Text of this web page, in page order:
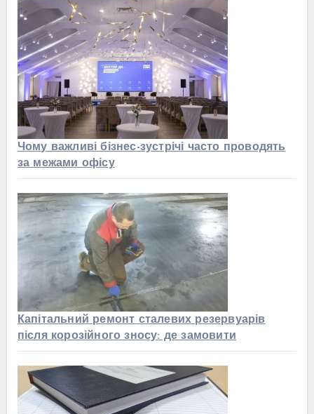
Чому важливі бізнес-зустрічі часто проводять
за межами офісу
Капітальний ремонт сталевих резервуарів
після корозійного зносу: де замовити